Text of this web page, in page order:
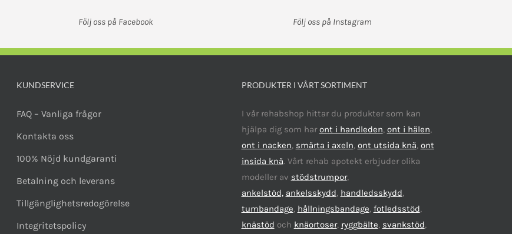
Följ oss på Facebook Följ oss på Instagram
KUNDSERVICE
FAQ – Vanliga frågor
Kontakta oss
100% Nöjd kundgaranti
Betalning och leverans
Tillgänglighetsredogörelse
Integritetspolicy
PRODUKTER I VÅRT SORTIMENT
I vår rehabshop hittar du produkter som kan
hjälpa dig som haront i handleden, ont i hälen,
ont i nacken, smärta i axeln, ont utsida knä, ont
insida knä. Vårt rehab apotekt erbjuder olika
modeller av stödstrumpor,
ankelstöd, ankelsskydd, handledsskydd,
tumbandage, hållningsbandage, fotledsstöd,
knästöd och knäortoser, ryggbälte, svankstöd,